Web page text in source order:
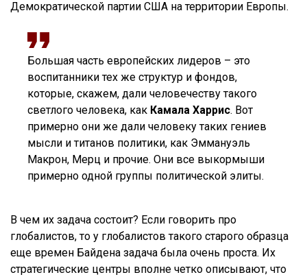
Демократической партии США на территории Европы.
Большая часть европейских лидеров – это
воспитанники тех же структур и фондов,
которые, скажем, дали человечеству такого
светлого человека, как Камала Харрис. Вот
примерно они же дали человеку таких гениев
мысли и титанов политики, как Эммануэль
Макрон, Мерц и прочие. Они все выкормыши
примерно одной группы политической элиты.
В чем их задача состоит? Если говорить про
глобалистов, то у глобалистов такого старого образца
еще времен Байдена задача была очень проста. Их
стратегические центры вполне четко описывают, что